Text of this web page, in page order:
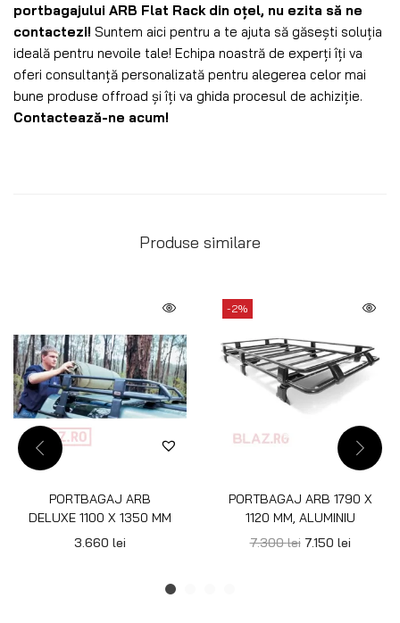
portbagajului ARB Flat Rack din oțel, nu ezita să ne
contactezi! Suntem aici pentru a te ajuta să găsești soluția
ideală pentru nevoile tale! Echipa noastră de experți îți va
oferi consultanță personalizată pentru alegerea celor mai
bune produse offroad și îți va ghida procesul de achiziție.
Contactează-ne acum!
Produse similare
PORTBAGAJ ARB
DELUXE 1100 X 1350 MM
3.660 lei
-2%
PORTBAGAJ ARB 1790 X
1120 MM, ALUMINIU
7.300lei 7.150 lei